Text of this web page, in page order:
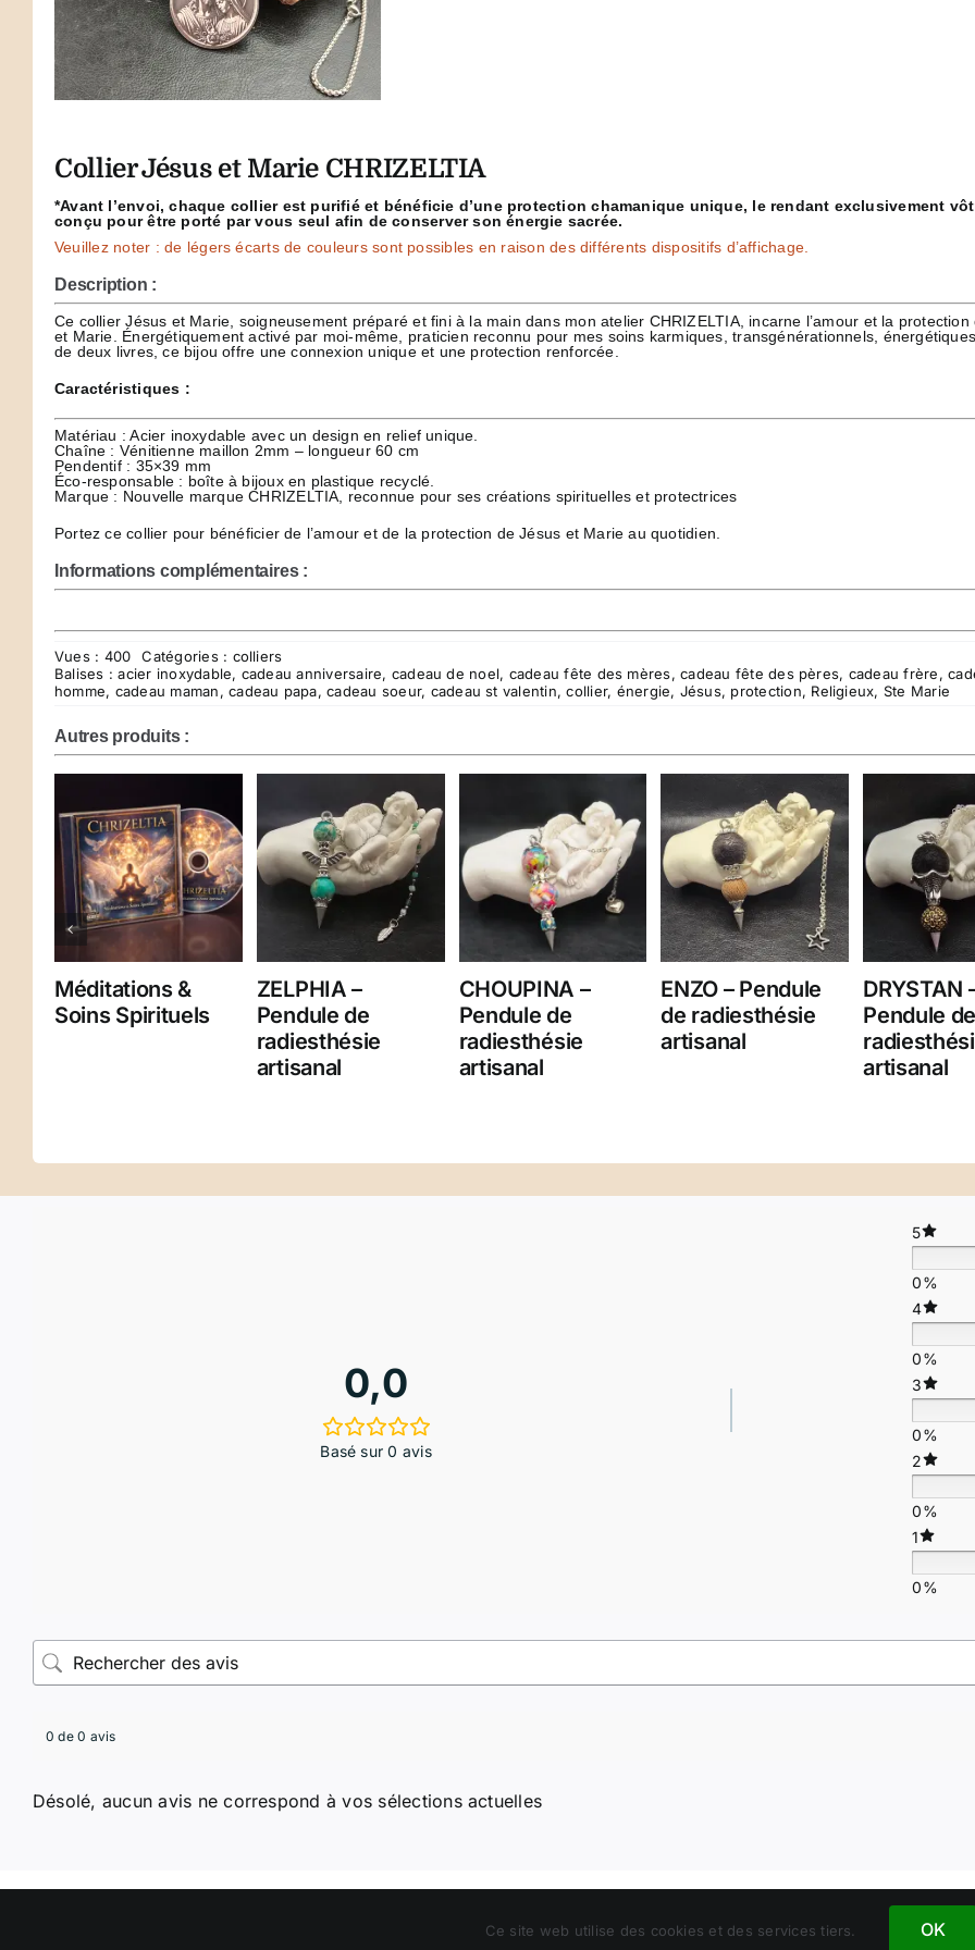
Collier Jésus et Marie CHRIZELTIA
*Avant l’envoi, chaque collier est purifié et bénéficie d’une protection chamanique unique, le rendant exclusivement
conçu pour être porté par vous seul afin de conserver son énergie sacrée.
Veuillez noter : de légers écarts de couleurs sont possibles en raison des différents dispositifs d’affichage.
Description :
Ce collier Jésus et Marie, soigneusement préparé et fini à la main dans mon atelier CHRIZELTIA, incarne l’amour et la protection
et Marie. Énergétiquement activé par moi-même, praticien reconnu pour mes soins karmiques, transgénérationnels,
de deux livres, ce bijou offre une connexion unique et une protection renforcée.
Caractéristiques :
Matériau : Acier inoxydable avec un design en relief unique.
Chaîne : Vénitienne maillon 2mm – longueur 60 cm
Pendentif : 35×39 mm
Éco-responsable : boîte à bijoux en plastique recyclé.
Marque : Nouvelle marque CHRIZELTIA, reconnue pour ses créations spirituelles et protectrices
Portez ce collier pour bénéficier de l’amour et de la protection de Jésus et Marie au quotidien.
Informations complémentaires :
Vues : 400 Catégories : colliers
Balises :acier inoxydable, cadeau anniversaire, cadeau de noel, cadeau fête des mères,cadeau fête des pères, cadeau frère,
homme, cadeau maman,cadeau papa,cadeau soeur, cadeau st valentin,collier, énergie, Jésus, protection, Religieux, Ste Marie
Autres produits :
Méditations &
Soins Spirituels
ZELPHIA –
Pendule de
radiesthésie
artisanal
CHOUPINA –
Pendule de
radiesthésie
artisanal
ENZO – Pendule
de radiesthésie
artisanal
DRYSTAN
Pendule
artisanal
0,0
Basé sur 0 avis
5
0%
4
0%
3
0%
2
0%
1
0%
0 de 0 avis
Désolé, aucun avis ne correspond à vos sélections actuelles
Copyright © depuis 2023 Christophe Duculty - Cabinet Chrizeltia, Tous droits réservés - N° de Siret : 930705983 0001
Ce site web utilise des cookies et des services tiers. OK